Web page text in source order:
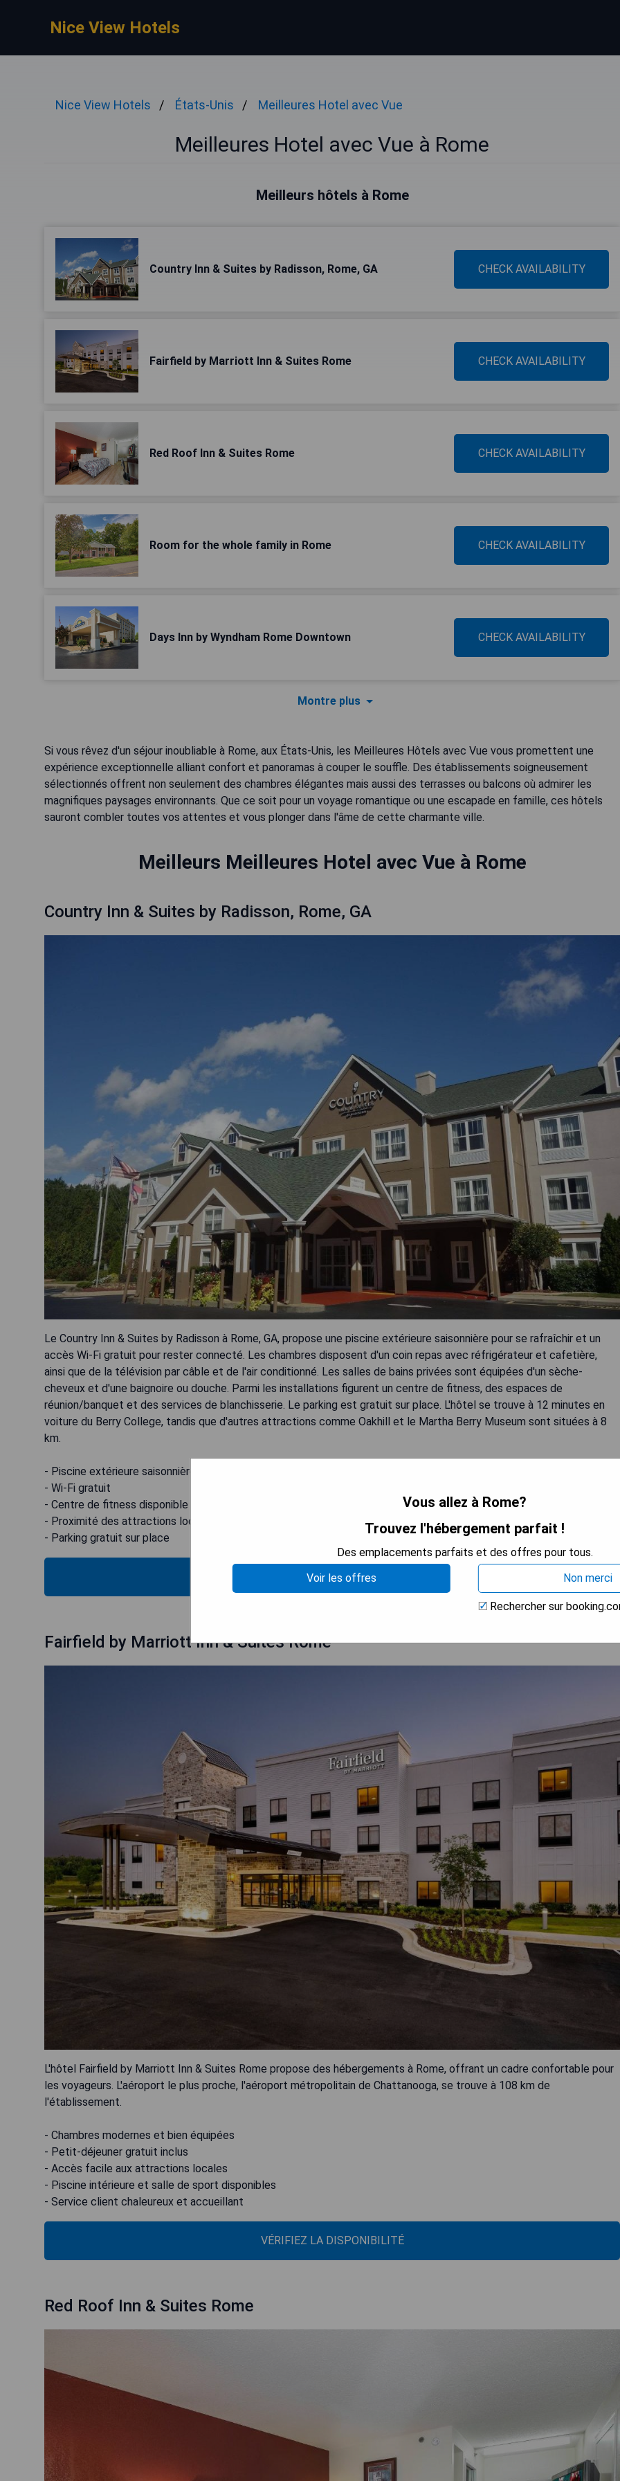
Nice View Hotels
Nice View Hotels États-Unis Meilleures Hotel avec Vue
Meilleures Hotel avec Vue à Rome
Meilleurs hôtels à Rome
Country Inn & Suites by Radisson, Rome, GA CHECK AVAILABILITY
Fairfield by Marriott Inn & Suites Rome CHECK AVAILABILITY
Red Roof Inn & Suites Rome CHECK AVAILABILITY
Room for the whole family in Rome CHECK AVAILABILITY
Days Inn by Wyndham Rome Downtown CHECK AVAILABILITY
Montre plus
Si vous rêvez d'un séjour inoubliable à Rome, aux États-Unis, les Meilleures Hôtels avec Vue vous promettent une
expérience exceptionnelle alliant confort et panoramas à couper le souffle. Des établissements soigneusement
sélectionnés offrent non seulement des chambres élégantes mais aussi des terrasses ou balcons où admirer les
magnifiques paysages environnants. Que ce soit pour un voyage romantique ou une escapade en famille, ces hôtels
sauront combler toutes vos attentes et vous plonger dans l'âme de cette charmante ville.
Meilleurs Meilleures Hotel avec Vue à Rome
Country Inn & Suites by Radisson, Rome, GA
Le Country Inn & Suites by Radisson à Rome, GA, propose une piscine extérieure saisonnière pour se rafraîchir et un
accès Wi-Fi gratuit pour rester connecté. Les chambres disposent d'un coin repas avec réfrigérateur et cafetière,
ainsi que de la télévision par câble et de l'air conditionné. Les salles de bains privées sont équipées d'un sèche-
cheveux et d'une baignoire ou douche. Parmi les installations figurent un centre de fitness, des espaces de
réunion/banquet et des services de blanchisserie. Le parking est gratuit sur place. L'hôtel se trouve à 12 minutes en
voiture du Berry College, tandis que d'autres attractions comme Oakhill et le Martha Berry Museum sont situées à 8
km.
- Piscine extérieure saisonnière
- Wi-Fi gratuit
- Centre de fitness disponible
- Proximité des attractions locales
- Parking gratuit sur place
VÉRIFIEZ LA DISPONIBILITÉ
Fairfield by Marriott Inn & Suites Rome
L'hôtel Fairfield by Marriott Inn & Suites Rome propose des hébergements à Rome, offrant un cadre confortable pour
les voyageurs. L'aéroport le plus proche, l'aéroport métropolitain de Chattanooga, se trouve à 108 km de
l'établissement.
- Chambres modernes et bien équipées
- Petit-déjeuner gratuit inclus
- Accès facile aux attractions locales
- Piscine intérieure et salle de sport disponibles
- Service client chaleureux et accueillant
VÉRIFIEZ LA DISPONIBILITÉ
Red Roof Inn & Suites Rome
Vous allez à Rome?
Trouvez l'hébergement parfait !
Des emplacements parfaits et des offres pour tous.
Voir les offres
Non merci
Rechercher sur